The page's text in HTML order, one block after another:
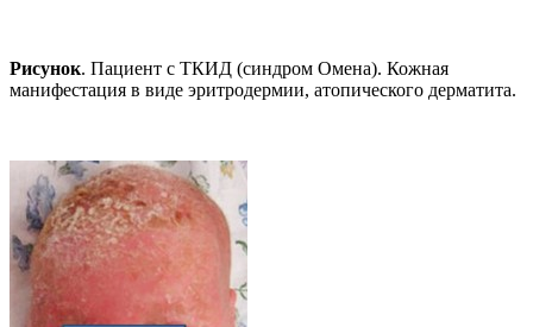
Рисунок. Пациент с ТКИД (синдром Омена). Кожная
манифестация в виде эритродермии, атопического дерматита.